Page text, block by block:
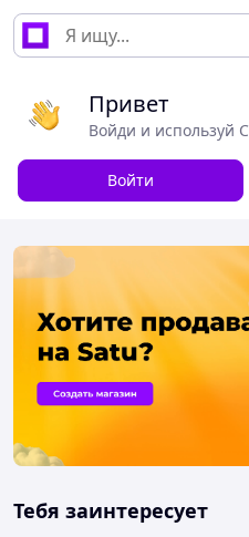
Привет
Войди и используй
Войти
Тебя заинтересует